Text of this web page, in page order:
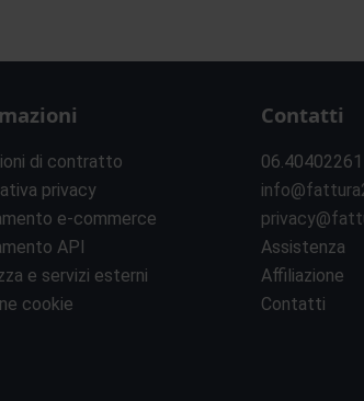
di contratto
privacy
e-commerce
API
e servizi esterni
cookie
Contatti
06.40402261
Assistenza
Affiliazione
Contatti